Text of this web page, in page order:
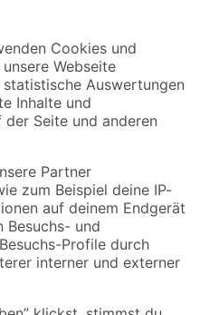
Aktionen mehr verpassen!